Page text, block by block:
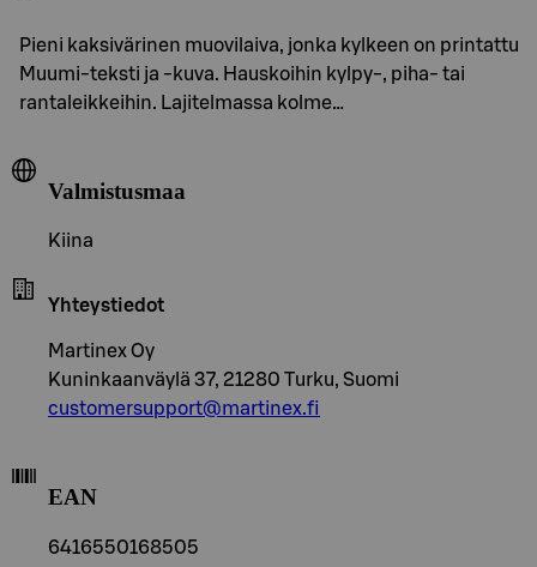
Pieni kaksivärinen muovilaiva, jonka kylkeen on printattu
Muumi-teksti ja -kuva. Hauskoihin kylpy-, piha- tai
rantaleikkeihin. Lajitelmassa kolme…
Valmistusmaa
Kiina
Yhteystiedot
Martinex Oy
Kuninkaanväylä 37, 21280 Turku, Suomi
customersupport@martinex.fi
EAN
6416550168505